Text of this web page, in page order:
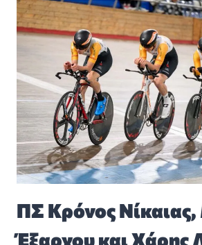
ΠΣ Κρόνος
Έξαρχου και Χάρης